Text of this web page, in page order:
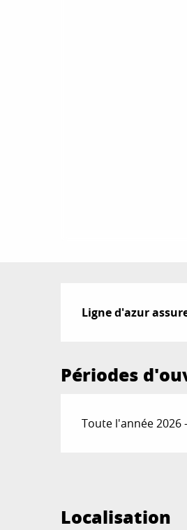
Ligne d'azur
Périodes
Toute l'année 2026
Localisation